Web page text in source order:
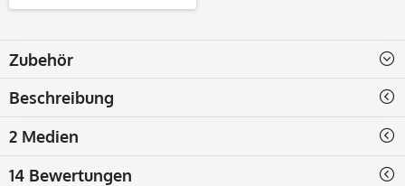
Zubehör
Beschreibung
2 Medien
14 Bewertungen